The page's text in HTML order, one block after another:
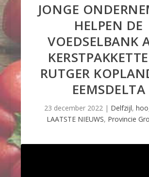
JONGE
HELPEN DE
VOEDSELBANK
RUTGER
EEMSDELTA
23 december 2022| Delfzijl,
LAATSTE NIEUWS, Provincie